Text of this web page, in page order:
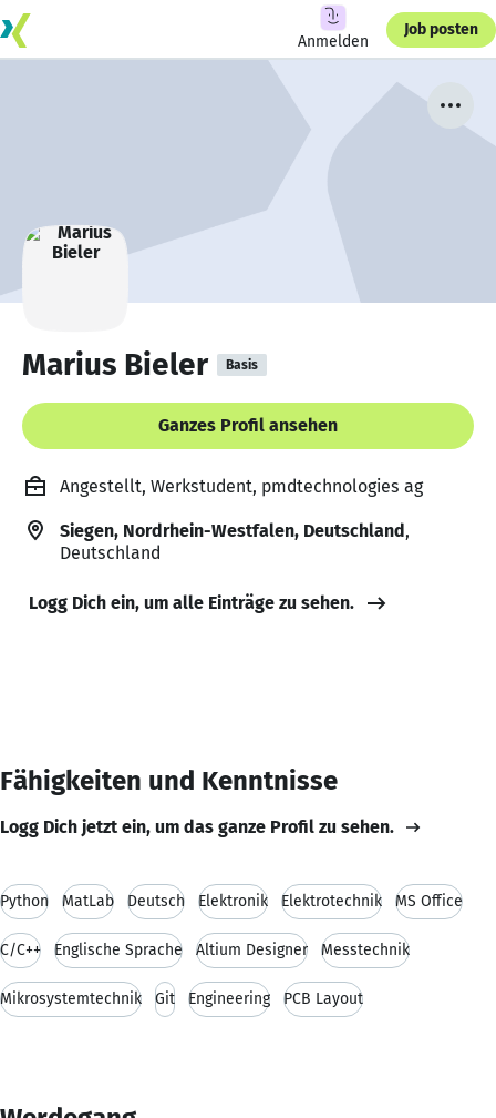
Anmelden
Job posten
Marius Bieler Basis
Ganzes Profil ansehen
Angestellt, Werkstudent, pmdtechnologies ag
Siegen, Nordrhein-Westfalen, Deutschland,
Deutschland
Logg Dich ein, um alle Einträge zu sehen.
Fähigkeiten und Kenntnisse
Logg Dich jetzt ein, um das ganze Profil zu sehen.
Python MatLab Deutsch Elektronik Elektrotechnik MS Office
C/C++ Englische Sprache Altium Designer Messtechnik
Mikrosystemtechnik Git Engineering PCB Layout